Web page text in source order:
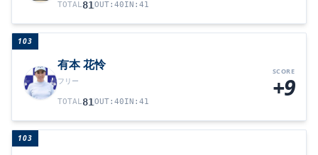
TOTAL81 OUT: 40IN : 41
103
有本 花怜
フリー
TOTAL81 OUT: 40IN : 41
SCORE
+9
103